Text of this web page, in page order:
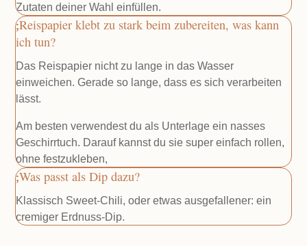
Zutaten deiner Wahl einfüllen.
Reispapier klebt zu stark beim zubereiten, was kann
ich tun?
Das Reispapier nicht zu lange in das Wasser
einweichen. Gerade so lange, dass es sich verarbeiten
lässt.
Am besten verwendest du als Unterlage ein nasses
Geschirrtuch. Darauf kannst du sie super einfach rollen,
ohne festzukleben,
Was passt als Dip dazu?
Klassisch Sweet-Chili, oder etwas ausgefallener: ein
cremiger Erdnuss-Dip.